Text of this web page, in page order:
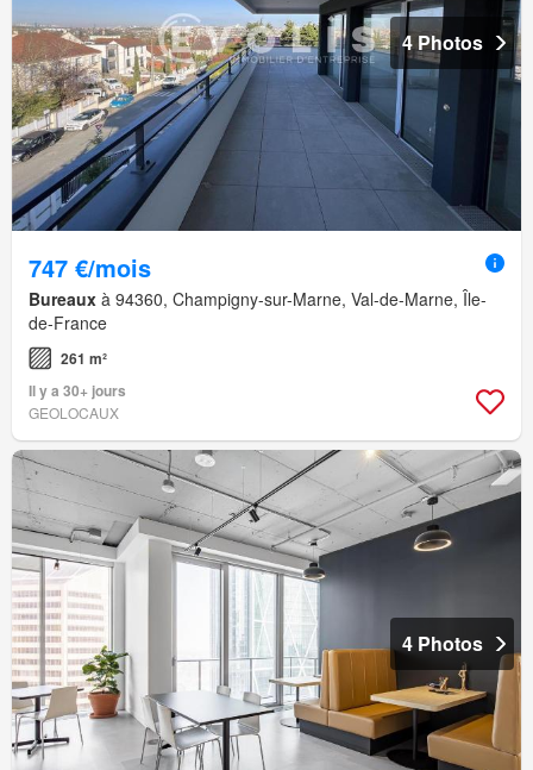
4 Photos
747 €/mois
Bureaux à 94360, Champigny-sur-Marne, Val-de-Marne, Île-
de-France
261 m²
Il y a 30+ jours
GEOLOCAUX
4 Photos